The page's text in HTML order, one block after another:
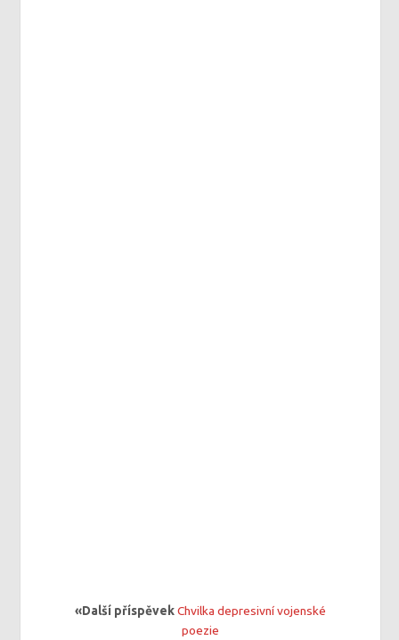
«Další příspěvekChvilka depresivní vojenské
poezie